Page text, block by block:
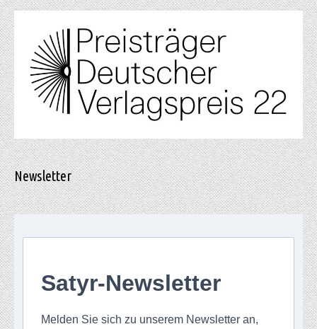
Newsletter
Satyr-Newsletter
Melden Sie sich zu unserem Newsletter an,